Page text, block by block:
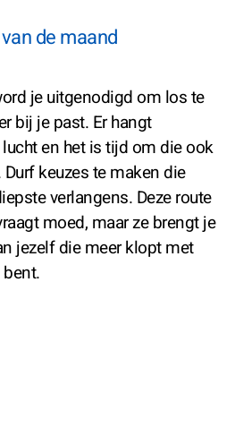
de maand
je uitgenodigd om los te
bij je past. Er hangt
en het is tijd om die ook
keuzes te maken die
verlangens. Deze route
moed, maar ze brengt je
jezelf die meer klopt met